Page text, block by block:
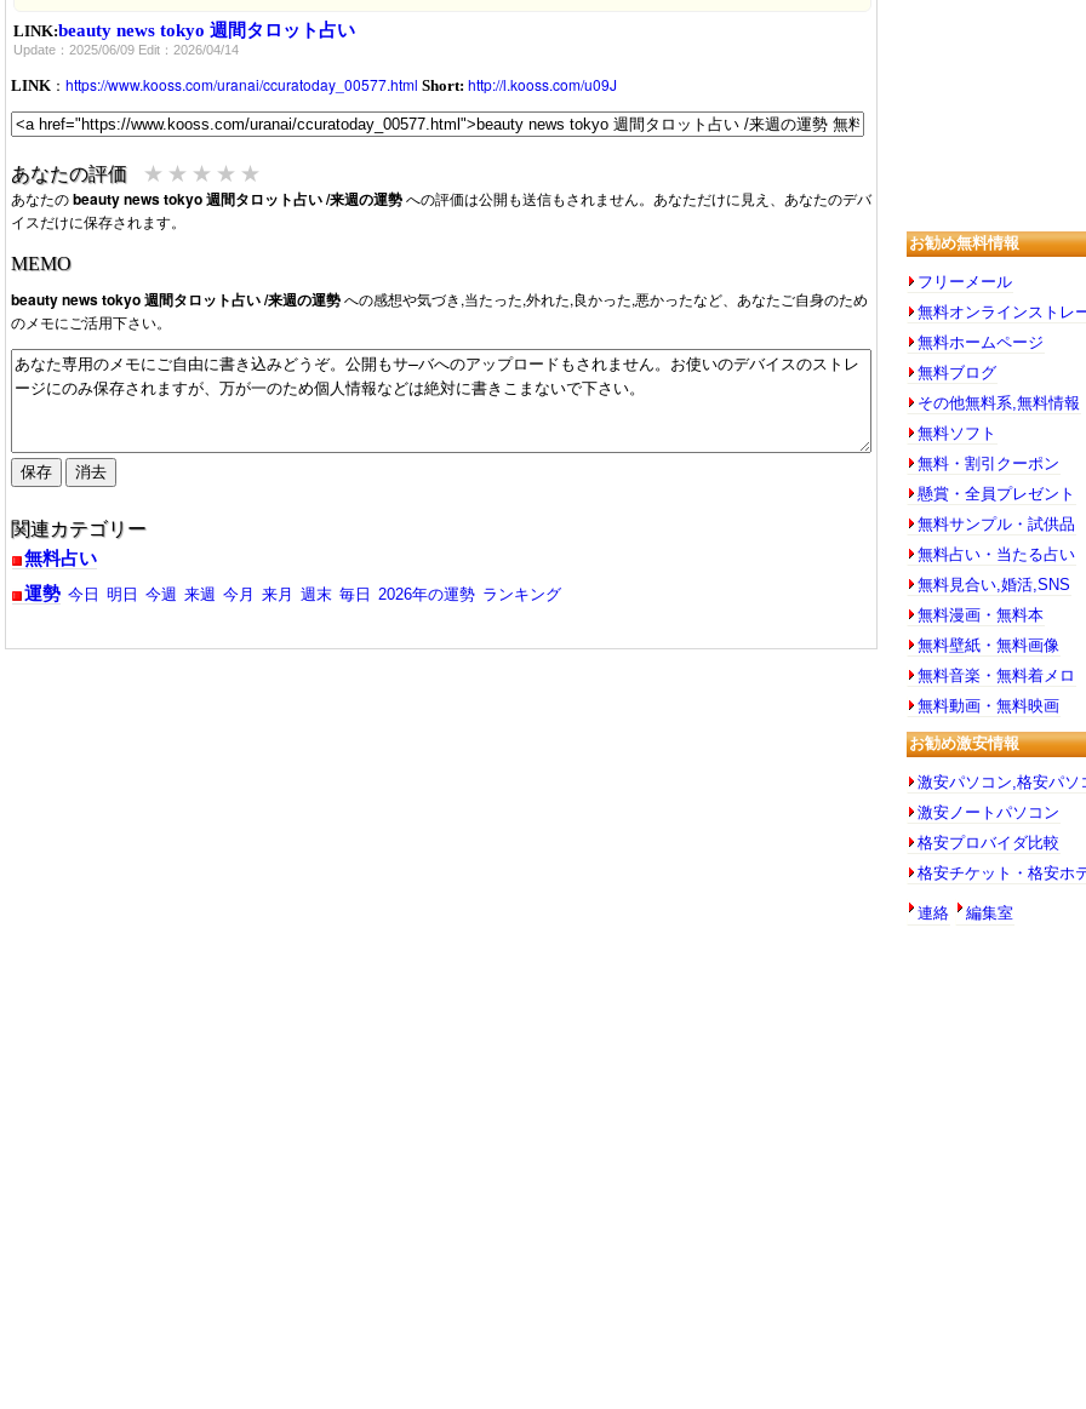
LINK:beauty news tokyo 週間タロット占い
Update：2025/06/09 Edit：2026/04/14
LINK ： https://www.kooss.com/uranai/ccuratoday_00577.html Short: http://l.kooss.com/u09J
あなたの評価 ★ ★ ★ ★ ★
あなたのbeauty news tokyo 週間タロット占い /来週の運勢への評価は公開も送信もされません。あなただけに見え、あなたのデバ
イスだけに保存されます。
MEMO
beauty news tokyo 週間タロット占い /来週の運勢への感想や気づき,当たった,外れた,良かった,悪かったなど、あなたご自身のため
のメモにご活用下さい。
関連カテゴリー
無料占い
運勢 今日 明日 今週 来週 今月 来月 週末 毎日 2026年の運勢 ランキング
お勧め無料情報
フリーメール
無料オンラインストレ
無料ホームページ
無料ブログ
その他無料系,無料情報
無料ソフト
無料・割引クーポン
懸賞・全員プレゼント
無料サンプル・試供品
無料占い・当たる占い
無料見合い,婚活,SNS
無料漫画・無料本
無料壁紙・無料画像
無料音楽・無料着メロ
無料動画・無料映画
お勧め激安情報
激安パソコン,格安パソ
激安ノートパソコン
格安プロバイダ比較
格安チケット・格安ホ
連絡 編集室